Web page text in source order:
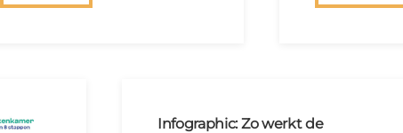
Infographic: Zo werkt de